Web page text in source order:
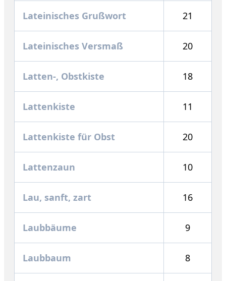
Lateinisches Grußwort 21
Lateinisches Versmaß 20
Latten-, Obstkiste 18
Lattenkiste 11
Lattenkiste für Obst 20
Lattenzaun 10
Lau, sanft, zart 16
Laubbäume 9
Laubbaum 8